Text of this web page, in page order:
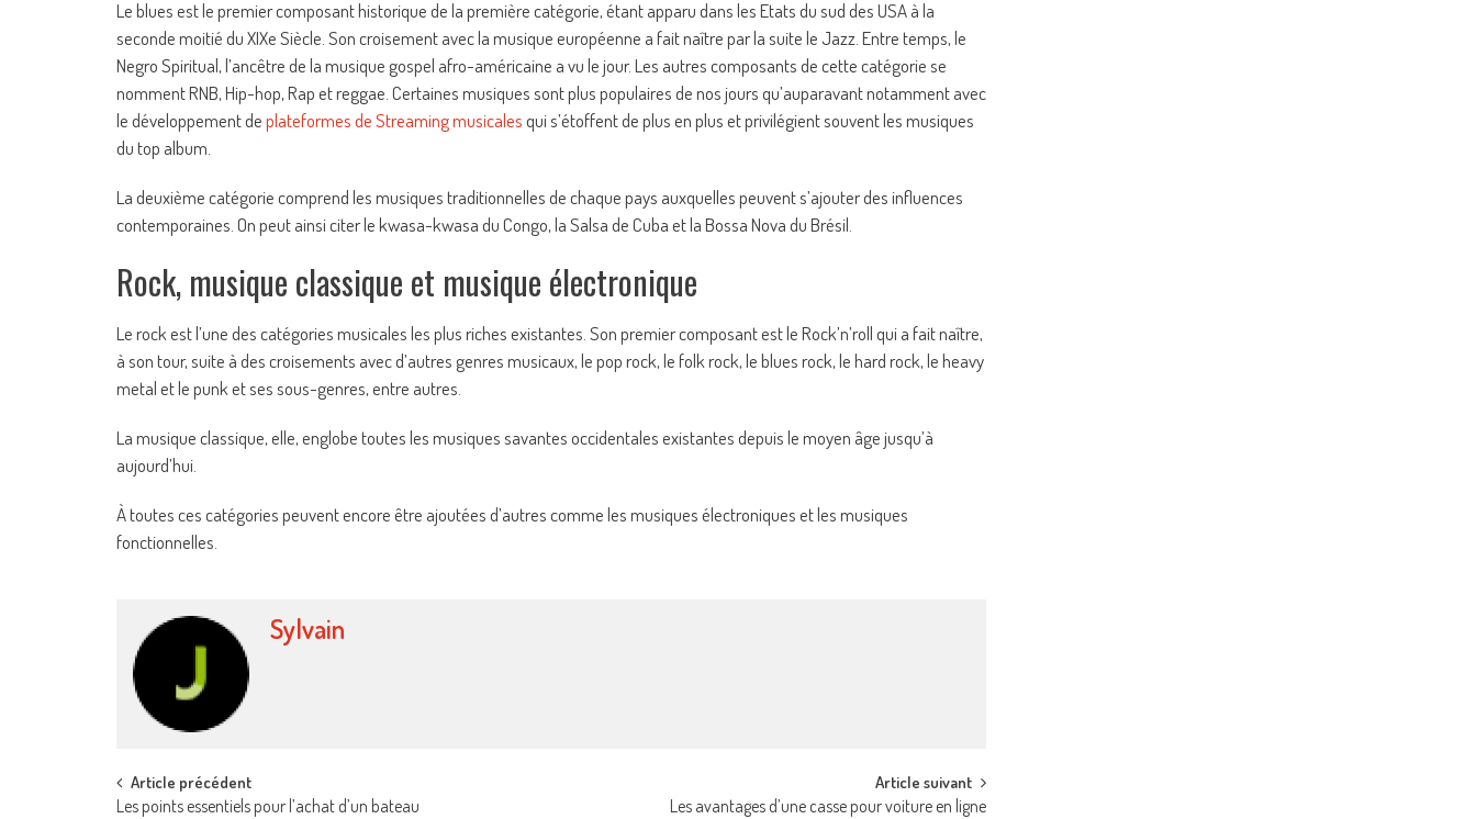
Le blues est le premier composant historique de la première catégorie, étant apparu dans les Etats du sud des USA à la
seconde moitié du XIXe Siècle. Son croisement avec la musique européenne a fait naître par la suite le Jazz. Entre temps, le
Negro Spiritual, l’ancêtre de la musique gospel afro-américaine a vu le jour. Les autres composants de cette catégorie se
nomment RNB, Hip-hop, Rap et reggae. Certaines musiques sont plus populaires de nos jours qu’auparavant notamment avec
le développement deplateformes de Streaming musicalesqui s’étoffent de plus en plus et privilégient souvent les musiques
du top album.
La deuxième catégorie comprend les musiques traditionnelles de chaque pays auxquelles peuvent s’ajouter des influences
contemporaines. On peut ainsi citer le kwasa-kwasa du Congo, la Salsa de Cuba et la Bossa Nova du Brésil.
Rock, musique classique et musique électronique
Le rock est l’une des catégories musicales les plus riches existantes. Son premier composant est le Rock’n’roll qui a fait naître,
à son tour, suite à des croisements avec d’autres genres musicaux, le pop rock, le folk rock, le blues rock, le hard rock, le heavy
metal et le punk et ses sous-genres, entre autres.
La musique classique, elle, englobe toutes les musiques savantes occidentales existantes depuis le moyen âge jusqu’à
aujourd’hui.
À toutes ces catégories peuvent encore être ajoutées d’autres comme les musiques électroniques et les musiques
fonctionnelles.
Sylvain
Post
Article précédent
Les points essentiels pour l’achat d’un bateau
Article suivant
Les avantages d’une casse pour voiture en ligne